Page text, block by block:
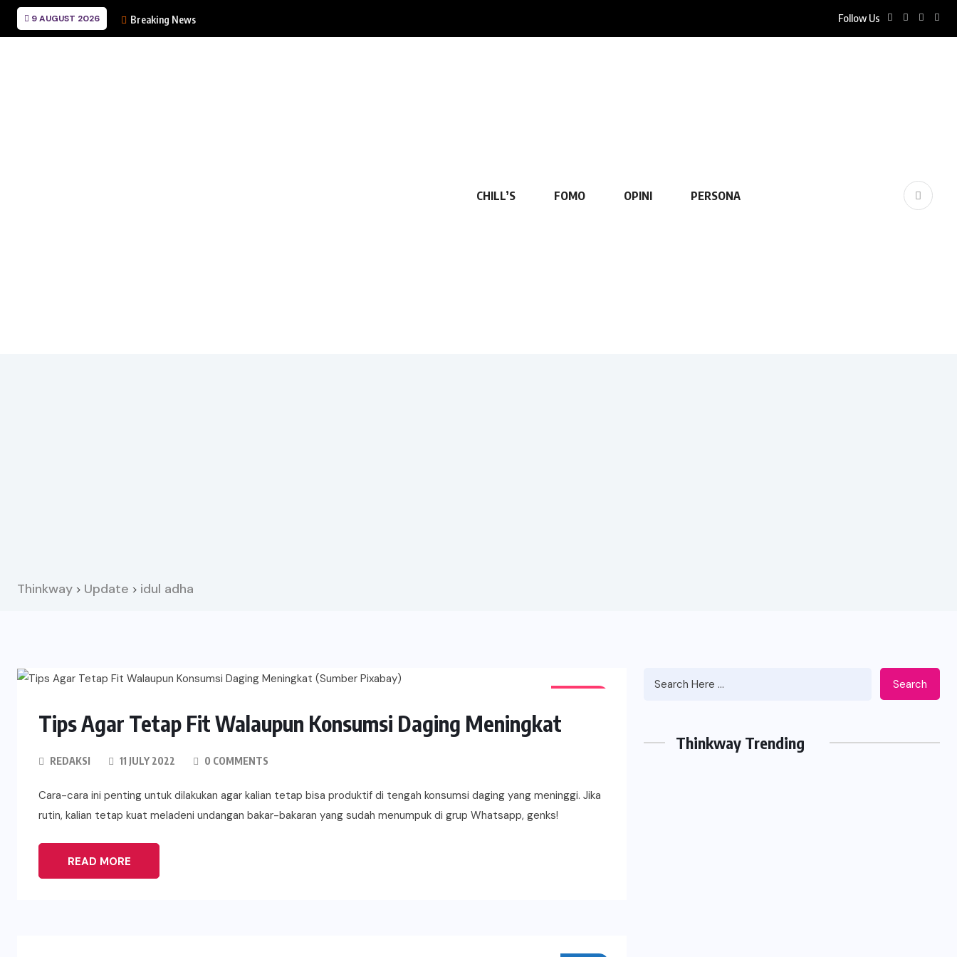
9 AUGUST 2026 Breaking News Follow Us
CHILL’S FOMO OPINI PERSONA
Thinkway > Update > idul adha
Tips Agar Tetap Fit Walaupun Konsumsi Daging Meningkat
REDAKSI 11 JULY 2022 0 COMMENTS
Cara-cara ini penting untuk dilakukan agar kalian tetap bisa produktif di tengah konsumsi daging yang meninggi. Jika
rutin, kalian tetap kuat meladeni undangan bakar-bakaran yang sudah menumpuk di grup Whatsapp, genks!
READ MORE
Search
Thinkway Trending